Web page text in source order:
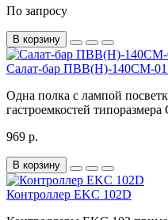
По запросу
В корзину
Салат-бар ПВВ(Н)-140СМ-01
Одна полка с лампой
гастроемкостей
969 р.
В корзину
Контроллер EKC 102D